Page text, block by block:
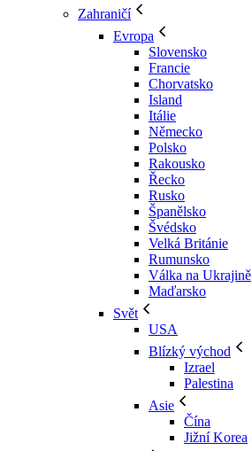
Zahraničí
Evropa
Slovensko
Francie
Chorvatsko
Island
Itálie
Německo
Polsko
Rakousko
Řecko
Rusko
Španělsko
Švédsko
Velká Británie
Rumunsko
Válka na Ukrajině
Maďarsko
Svět
USA
Blízký východ
Izrael
Palestina
Asie
Čína
Jižní Korea